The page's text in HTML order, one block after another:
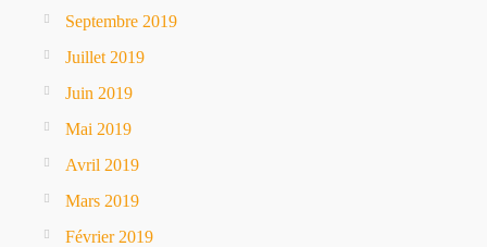
Septembre 2019
Juillet 2019
Juin 2019
Mai 2019
Avril 2019
Mars 2019
Février 2019